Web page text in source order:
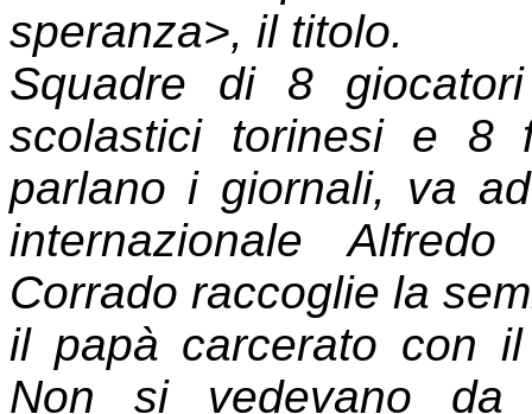
speranza>, il titolo.
Squadre di 8
scolastici torinesi e 8
parlano i giornali, va
internazionale
Corrado raccoglie la
il papà carcerato con il
Non si vedevano da